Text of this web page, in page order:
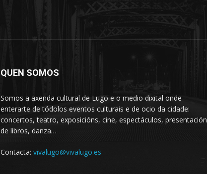
QUEN SOMOS
Somos a axenda cultural de Lugo e o medio dixital onde
enterarte de tódolos eventos culturais e de ocio da cidade:
concertos, teatro, exposicións, cine, espectáculos, presentación
de libros, danza…
Contacta: vivalugo@vivalugo.es